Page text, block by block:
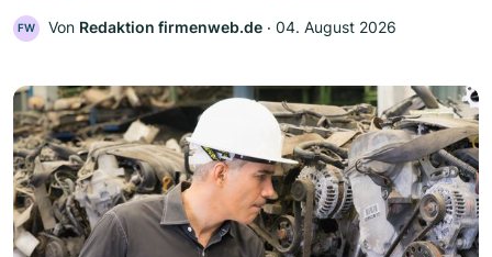
FW Von Redaktion firmenweb.de ‧ 04. August 2026